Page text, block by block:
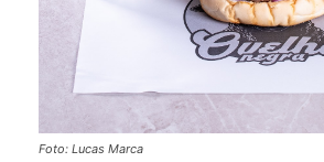
Foto: Lucas Marca